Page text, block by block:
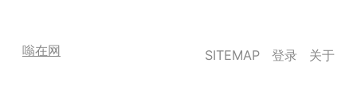
嗡在网 SITEMAP 登录 关于